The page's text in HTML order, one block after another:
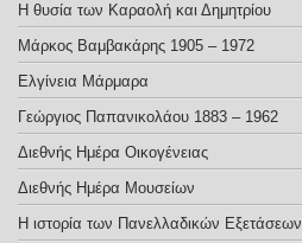
Η θυσία των Καραολή και Δημητρίου
Μάρκος Βαμβακάρης 1905 – 1972
Ελγίνεια Μάρμαρα
Γεώργιος Παπανικολάου 1883 – 1962
Διεθνής Ημέρα Οικογένειας
Διεθνής Ημέρα Μουσείων
Η ιστορία των Πανελλαδικών Εξετάσεων